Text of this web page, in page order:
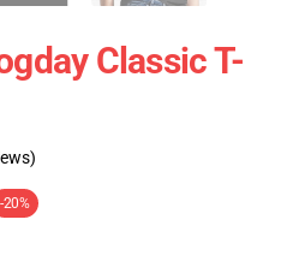
Classic T-
-20%